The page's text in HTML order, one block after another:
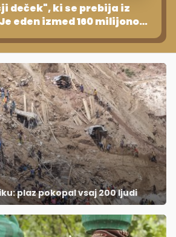
deček", ki se prebija iz
eden izmed 160 milijonov
plaz pokopal vsaj 200 ljudi